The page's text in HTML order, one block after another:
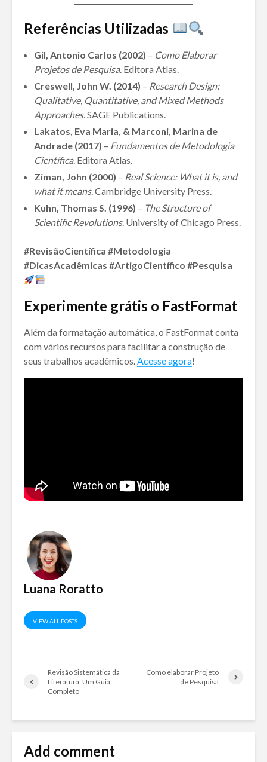
Referências Utilizadas
Gil, Antonio Carlos (2002) – Como Elaborar
Projetos de Pesquisa. Editora Atlas.
Creswell, John W. (2014) – Research Design:
Qualitative, Quantitative, and Mixed Methods
Approaches. SAGE Publications.
Lakatos, Eva Maria, & Marconi, Marina de
Andrade (2017) – Fundamentos de Metodologia
Científica. Editora Atlas.
Ziman, John (2000) – Real Science: What it is, and
what it means. Cambridge University Press.
Kuhn, Thomas S. (1996) – The Structure of
Scientific Revolutions. University of Chicago Press.
#RevisãoCientífica #Metodologia
#DicasAcadêmicas #ArtigoCientífico #Pesquisa
Experimente grátis o FastFormat
Além da formatação automática, o FastFormat conta
com vários recursos para facilitar a construção de
seus trabalhos acadêmicos.Acesse agora!
Luana Roratto
VIEW ALL POSTS
Revisão Sistemática da
Literatura: Um Guia
Completo
Como elaborar Projeto
de Pesquisa
Add comment